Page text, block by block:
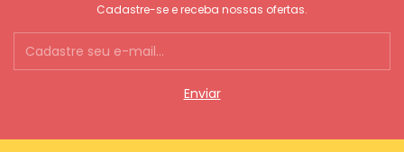
Cadastre-se e receba nossas ofertas.